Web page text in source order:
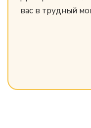
вас в трудный